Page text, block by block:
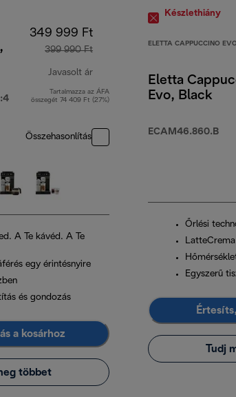
349 999 Ft
399 990 Ft
Javasolt ár
eredeti ár 399 990 Ft
Tartalmazza az ÁFA
összegét 74 409 Ft (27%)
Összehasonlítás
A Te kávéd. A Te
egy érintésnyire
és gondozás
a kosárhoz
többet
Készlethiány
ELETTA CAPPUCCINO EVO
Eletta
Evo, Black
ECAM46.860.B
Őrlési
Egyszerű
Tudj